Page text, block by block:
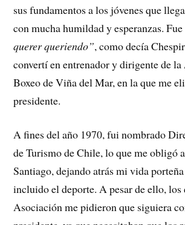
sus fundamentos a los jóvenes que
con mucha humildad y esperanzas.
querer queriendo”, como decía
convertí en entrenador y dirigente de
Boxeo de Viña del Mar, en la que me
presidente.
A fines del año 1970, fui nombrado
de Turismo de Chile, lo que me obligó
Santiago, dejando atrás mi vida
incluido el deporte. A pesar de ello, los
Asociación me pidieron que siguiera